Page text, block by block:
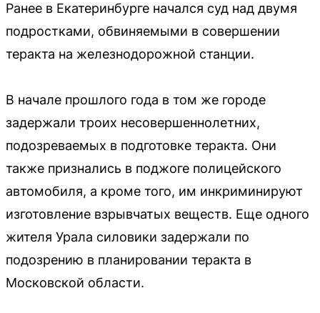
Ранее в Екатеринбурге начался суд над двумя
подростками, обвиняемыми в совершении
теракта на железнодорожной станции.
В начале прошлого года в том же городе
задержали троих несовершеннолетних,
подозреваемых в подготовке теракта. Они
также признались в поджоге полицейского
автомобиля, а кроме того, им инкриминируют
изготовление взрывчатых веществ. Еще одного
жителя Урала силовики задержали по
подозрению в планировании теракта в
Московской области.